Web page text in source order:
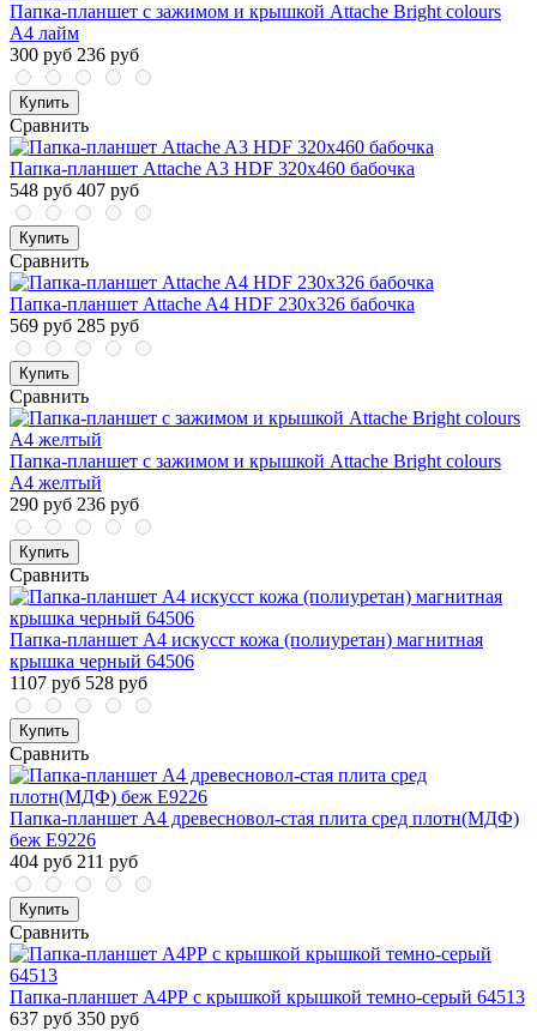
Папка-планшет с зажимом и крышкой Attache Bright colours
A4 лайм
300 руб 236 руб
Купить
Сравнить
Папка-планшет Attache A3 HDF 320х460 бабочка
548 руб 407 руб
Купить
Сравнить
Папка-планшет Attache A4 HDF 230х326 бабочка
569 руб 285 руб
Купить
Сравнить
Папка-планшет с зажимом и крышкой Attache Bright colours
A4 желтый
290 руб 236 руб
Купить
Сравнить
Папка-планшет A4 искусст кожа (полиуретан) магнитная
крышка черный 64506
1107 руб 528 руб
Купить
Сравнить
Папка-планшет A4 древесновол-стая плита сред плотн(МДФ)
беж E9226
404 руб 211 руб
Купить
Сравнить
Папка-планшет A4РР с крышкой крышкой темно-серый 64513
637 руб 350 руб